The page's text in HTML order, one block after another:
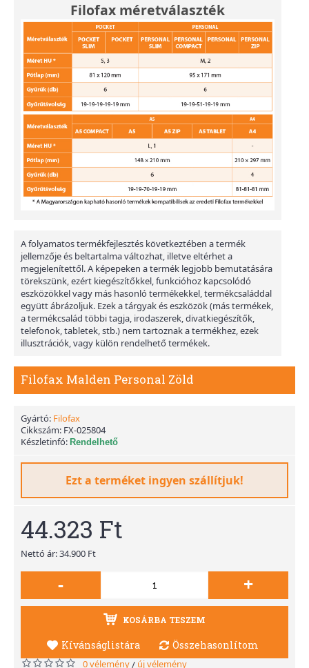
Filofax méretválaszték
A folyamatos termékfejlesztés következtében a termék
jellemzője és beltartalma változhat, illetve eltérhet a
megjelenítettől. A képepeken a termék legjobb bemutatására
törekszünk, ezért kiegészítőkkel, funkcióhoz kapcsolódó
eszközökkel vagy más hasonló termékekkel, termékcsaláddal
együtt ábrázoljuk. Ezek a tárgyak és eszközök (más termékek,
a termékcsalád többi tagja, irodaszerek, divatkiegészítők,
telefonok, tabletek, stb.) nem tartoznak a termékhez, ezek
illusztrációk, vagy külön rendelhető termékek.
Filofax Malden Personal Zöld
Gyártó: Filofax
Cikkszám: FX-025804
Készletinfó: Rendelhető
Ezt a terméket ingyen szállítjuk!
44.323 Ft
Nettó ár: 34.900 Ft
- +
KOSÁRBA TESZEM
Kívánságlistára Összehasonlítom
0 vélemény/ új vélemény